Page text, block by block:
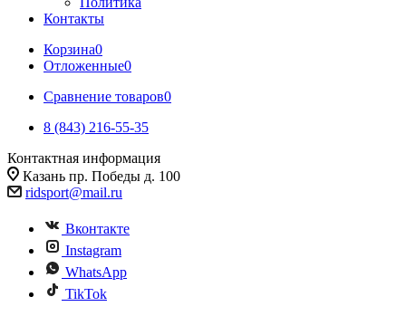
Контакты
Корзина0
Отложенные0
Сравнение товаров0
8 (843) 216-55-35
Контактная информация
Казань пр. Победы д. 100
ridsport@mail.ru
Вконтакте
Instagram
WhatsApp
TikTok